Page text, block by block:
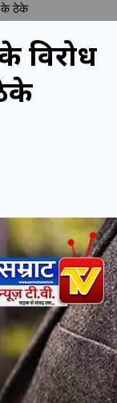
के ठेके
विरोध